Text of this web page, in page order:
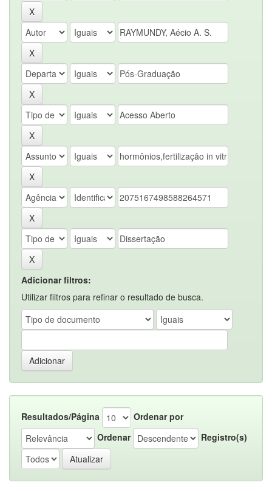
Adicionar filtros:
Utilizar filtros para refinar o resultado de busca.
Resultados/Página
Ordenar por
Ordenar
Registro(s)